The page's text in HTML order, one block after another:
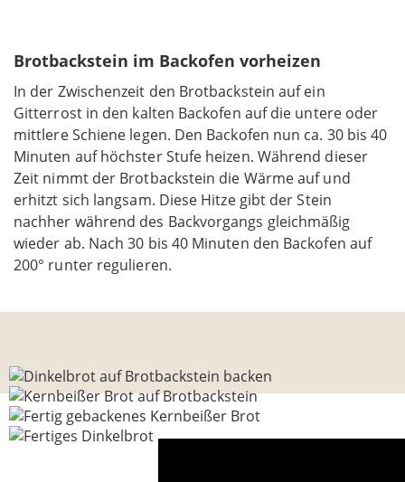
Brotbackstein im Backofen vorheizen
In der Zwischenzeit den Brotbackstein auf ein
Gitterrost in den kalten Backofen auf die untere oder
mittlere Schiene legen. Den Backofen nun ca. 30 bis 40
Minuten auf höchster Stufe heizen. Während dieser
Zeit nimmt der Brotbackstein die Wärme auf und
erhitzt sich langsam. Diese Hitze gibt der Stein
nachher während des Backvorgangs gleichmäßig
wieder ab. Nach 30 bis 40 Minuten den Backofen auf
200° runter regulieren.